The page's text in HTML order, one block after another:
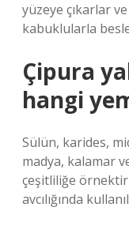
yüzeye çıkarlar
kabuklularla
Çipura
hangi
Sülün, karides,
madya, kalamar
çeşitliliğe
avcılığında